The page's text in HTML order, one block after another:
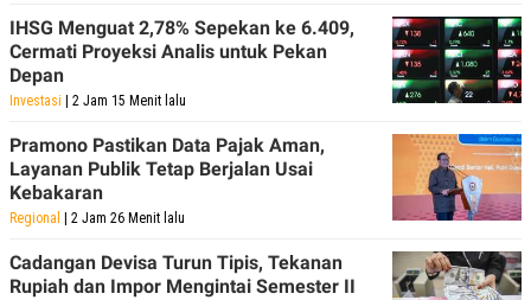
IHSG Menguat 2,78% Sepekan ke 6.409,
Cermati Proyeksi Analis untuk Pekan
Depan
Investasi | 2 Jam 15 Menit lalu
Pramono Pastikan Data Pajak Aman,
Layanan Publik Tetap Berjalan Usai
Kebakaran
Regional | 2 Jam 26 Menit lalu
Cadangan Devisa Turun Tipis, Tekanan
Rupiah dan Impor Mengintai Semester II